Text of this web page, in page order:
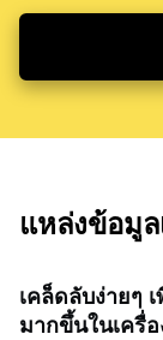
แหล่งข้อมูล
เคล็ดลับง่ายๆ
มากขึ้นในเครื่